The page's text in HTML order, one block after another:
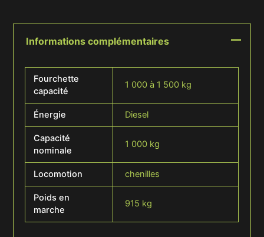
Informations complémentaires
Fourchette
capacité
1 000 à 1 500 kg
Énergie Diesel
Capacité
nominale
1 000 kg
Locomotion chenilles
Poids en
marche
915 kg